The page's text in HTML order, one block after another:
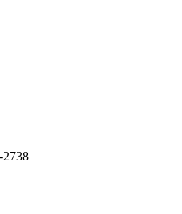
2738